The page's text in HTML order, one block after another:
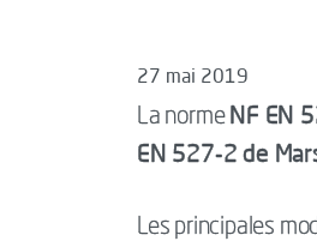
27 mai 2019
La norme NF EN
EN 527-2 de
Les principales